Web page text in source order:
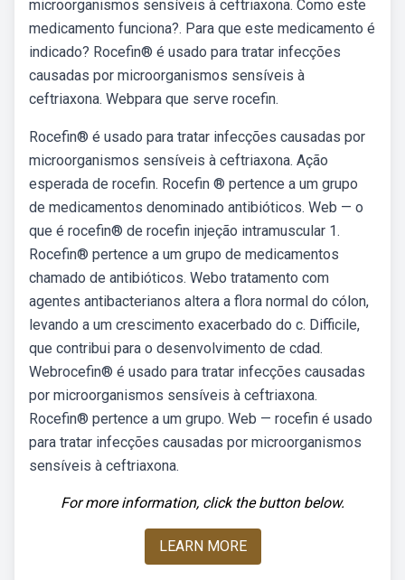
microorganismos sensíveis à ceftriaxona. Como este
medicamento funciona?. Para que este medicamento é
indicado? Rocefin® é usado para tratar infecções
causadas por microorganismos sensíveis à
ceftriaxona. Webpara que serve rocefin.
Rocefin® é usado para tratar infecções causadas por
microorganismos sensíveis à ceftriaxona. Ação
esperada de rocefin. Rocefin ® pertence a um grupo
de medicamentos denominado antibióticos. Web — o
que é rocefin® de rocefin injeção intramuscular 1.
Rocefin® pertence a um grupo de medicamentos
chamado de antibióticos. Webo tratamento com
agentes antibacterianos altera a flora normal do cólon,
levando a um crescimento exacerbado do c. Difficile,
que contribui para o desenvolvimento de cdad.
Webrocefin® é usado para tratar infecções causadas
por microorganismos sensíveis à ceftriaxona.
Rocefin® pertence a um grupo. Web — rocefin é usado
para tratar infecções causadas por microorganismos
sensíveis à ceftriaxona.
For more information, click the button below.
LEARN MORE